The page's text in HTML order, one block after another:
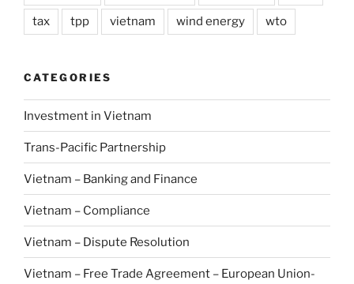
tax tpp vietnam wind energy wto
CATEGORIES
Investment in Vietnam
Trans-Pacific Partnership
Vietnam – Banking and Finance
Vietnam – Compliance
Vietnam – Dispute Resolution
Vietnam – Free Trade Agreement – European Union-